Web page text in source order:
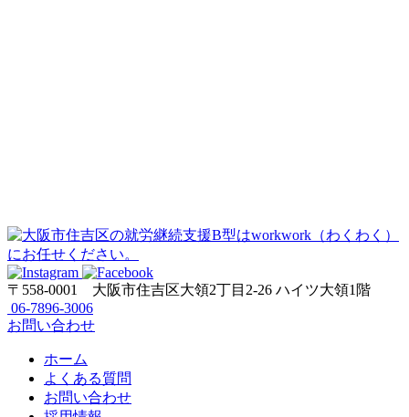
〒558-0001 大阪市住吉区大領2丁目2-26 ハイツ大領1階
06-7896-3006
お問い合わせ
ホーム
よくある質問
お問い合わせ